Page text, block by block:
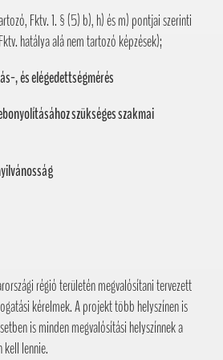
Fktv. 1. § (5) b), h) és m) pontjai szerinti
hatálya alá nem tartozó képzések);
, és elégedettségmérés
szükséges szakmai
régió területén megvalósítani tervezett
kérelmek. A projekt több helyszínen is
is minden megvalósítási helyszínnek a
kell lennie.